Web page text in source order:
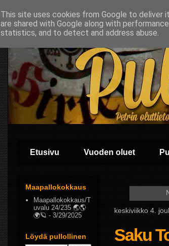
Etusivu Vuoden oluet
keskiviikko 4.
Saku
Maapallokokkaus
Maapallokokkaus/T
uvalu 24/235 🌏🌎
🌍🪐 - 3/29/2025
Löydä pullollinen
This site uses cookies from Google to deliver
are shared with Google along with
statistics, and to detect and address abuse.